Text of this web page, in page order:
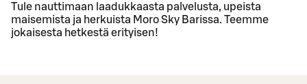
Tule nauttimaan laadukkaasta palvelusta, upeista
maisemista ja herkuista Moro Sky Barissa. Teemme
jokaisesta hetkestä erityisen!